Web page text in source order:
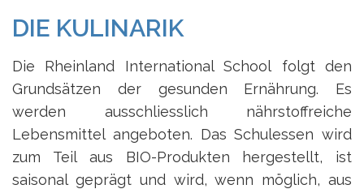
DIE KULINARIK
Die Rheinland International School folgt den
Grundsätzen der gesunden Ernährung. Es
werden ausschliesslich nährstoffreiche
Lebensmittel angeboten. Das Schulessen wird
zum Teil aus BIO-Produkten hergestellt, ist
saisonal geprägt und wird, wenn möglich, aus